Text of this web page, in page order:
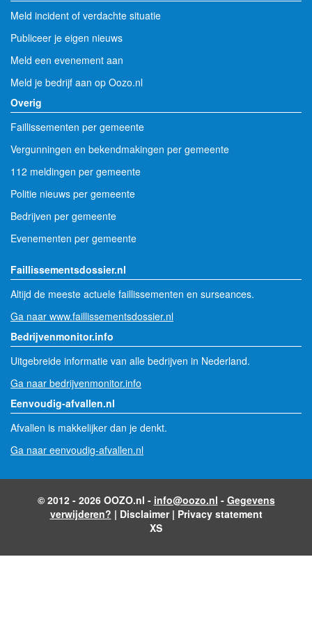
Meld incident of verdachte situatie
Publiceer je eigen nieuws
Meld een evenement aan
Meld je bedrijf aan op Oozo.nl
Overig
Faillissementen per gemeente
Vergunningen en bekendmakingen per gemeente
112 meldingen per gemeente
Politie nieuws per gemeente
Bedrijven per gemeente
Evenementen per gemeente
Faillissementsdossier.nl
Altijd de meeste actuele faillissementen en surseances.
Ga naar www.faillissementsdossier.nl
Bedrijvenmonitor.info
Uitgebreide informatie van alle bedrijven in Nederland.
Ga naar bedrijvenmonitor.info
Eenvoudig-afvallen.nl
Afvallen is makkelijker dan je denkt.
Ga naar eenvoudig-afvallen.nl
© 2012 - 2026 OOZO.nl - info@oozo.nl - Gegevens
verwijderen? | Disclaimer| Privacy statement
XS